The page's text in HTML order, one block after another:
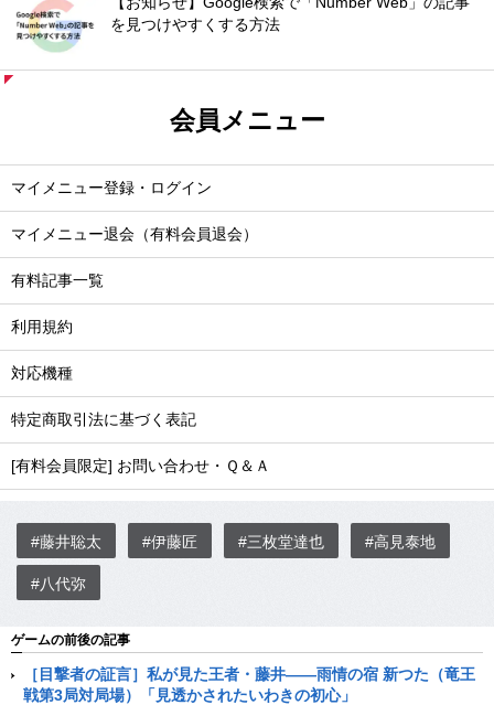
を見つけやすくする方法
会員メニュー
マイメニュー登録・ログイン
マイメニュー退会（有料会員退会）
有料記事一覧
利用規約
対応機種
特定商取引法に基づく表記
[有料会員限定] お問い合わせ・Ｑ＆Ａ
#藤井聡太 #伊藤匠 #三枚堂達也 #高見泰地
#八代弥
ゲームの前後の記事
［目撃者の証言］私が見た王者・藤井――雨情の宿 新つた（竜王
戦第3局対局場）「見透かされたいわきの初心」